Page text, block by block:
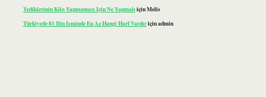
Yediklerinin Kilo Yapmaması Için Ne YapmalıiçinMelis
Türkiyede 81 Ilin Isminde En Az Hangi Harf Vardıriçinadmin